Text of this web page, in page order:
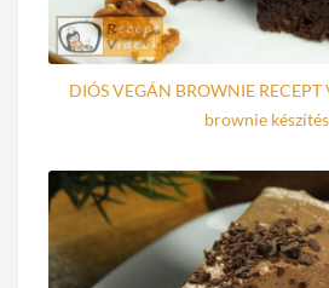
DIÓS VEGÁN BROWNIE RECEPT
brownie